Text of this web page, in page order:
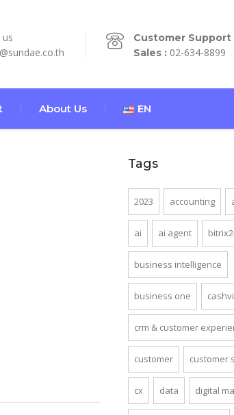
Customer Support
Sales : 02-634-8899
About Us EN
Tags
2023 accounting
ai ai agent
business intelligence
business one
crm & customer
customer customer
cx data digital